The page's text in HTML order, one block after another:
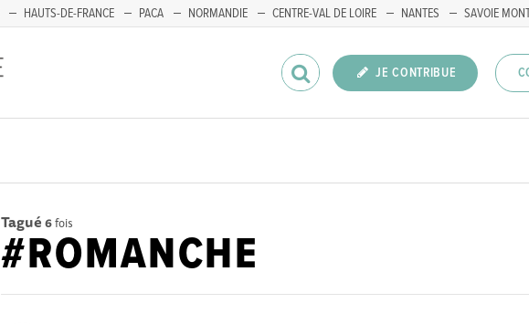
HAUTS-DE-FRANCE PACA NORMANDIE CENTRE-VAL DE LOIRE NANTES SAVOIE
JE CONTRIBUE
Tagué 6fois
#ROMANCHE